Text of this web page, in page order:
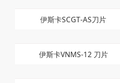
伊斯卡SCGT-AS刀片
伊斯卡VNMS-12 刀片